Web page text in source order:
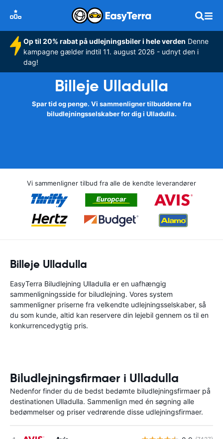
Op til 20% rabat på udlejningsbiler i hele verden Denne
kampagne gælder indtil 11. august 2026 - udnyt den i
dag!
Billeje Ulladulla
Spar tid og penge. Vi sammenligner tilbuddene fra
biludlejningsselskaber for dig i Ulladulla.
Vi sammenligner tilbud fra alle de kendte leverandører
Billeje Ulladulla
EasyTerra Biludlejning Ulladulla er en uafhængig
sammenligningsside for biludlejning. Vores system
sammenligner priserne fra velkendte udlejningsselskaber, så
du som kunde, altid kan reservere din lejebil gennem os til en
konkurrencedygtig pris.
Biludlejningsfirmaer i Ulladulla
Nedenfor finder du de bedst bedømte biludlejningsfirmaer på
destinationen Ulladulla. Sammenlign med én søgning alle
bedømmelser og priser vedrørende disse udlejningsfirmaer.